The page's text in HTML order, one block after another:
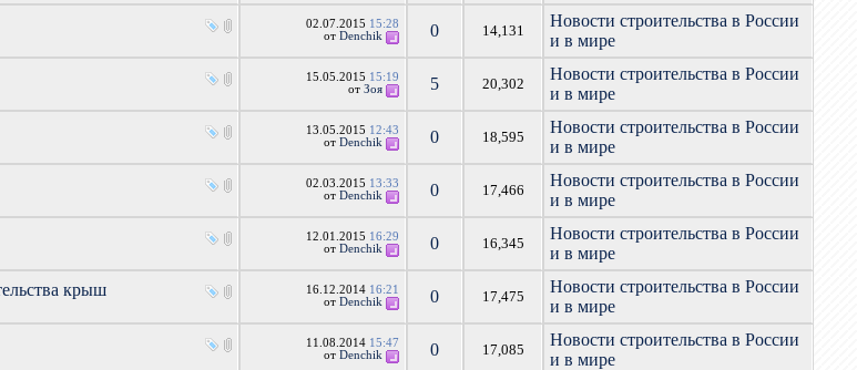
02.07.2015 15:28
отDenchik 0 14,131
Новости строительства в России
и в мире
15.05.2015 15:19
отЗоя 5 20,302
Новости строительства в России
и в мире
13.05.2015 12:43
отDenchik 0 18,595
Новости строительства в России
и в мире
02.03.2015 13:33
отDenchik 0 17,466
Новости строительства в России
и в мире
12.01.2015 16:29
отDenchik 0 16,345
Новости строительства в России
и в мире
крыш
16.12.2014 16:21
отDenchik 0 17,475
Новости строительства в России
и в мире
11.08.2014 15:47
отDenchik 0 17,085
Новости строительства в России
и в мире